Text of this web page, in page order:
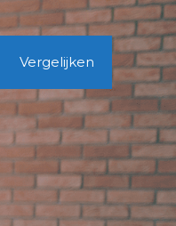
Vergelijken